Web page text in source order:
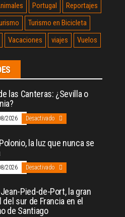
Portugal
Reportajes
Turismo en Bicicleta
Vacaciones viajes Vuelos
las Canteras: ¿Sevilla o
2026 Desactivado
la luz que nunca se
2026 Desactivado
Pied-de-Port, la gran
del sur de Francia en el
de Santiago